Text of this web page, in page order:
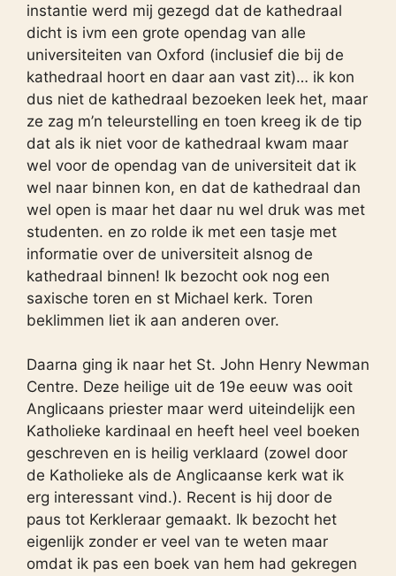
instantie werd mij gezegd dat de kathedraal
dicht is ivm een grote opendag van alle
universiteiten van Oxford (inclusief die bij de
kathedraal hoort en daar aan vast zit)… ik kon
dus niet de kathedraal bezoeken leek het, maar
ze zag m’n teleurstelling en toen kreeg ik de tip
dat als ik niet voor de kathedraal kwam maar
wel voor de opendag van de universiteit dat ik
wel naar binnen kon, en dat de kathedraal dan
wel open is maar het daar nu wel druk was met
studenten. en zo rolde ik met een tasje met
informatie over de universiteit alsnog de
kathedraal binnen! Ik bezocht ook nog een
saxische toren en st Michael kerk. Toren
beklimmen liet ik aan anderen over.
Daarna ging ik naar het St. John Henry Newman
Centre. Deze heilige uit de 19e eeuw was ooit
Anglicaans priester maar werd uiteindelijk een
Katholieke kardinaal en heeft heel veel boeken
geschreven en is heilig verklaard (zowel door
de Katholieke als de Anglicaanse kerk wat ik
erg interessant vind.). Recent is hij door de
paus tot Kerkleraar gemaakt. Ik bezocht het
eigenlijk zonder er veel van te weten maar
omdat ik pas een boek van hem had gekregen